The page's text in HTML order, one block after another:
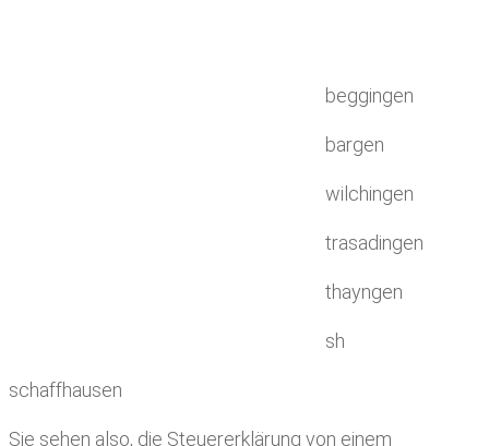
beggingen
bargen
wilchingen
trasadingen
thayngen
sh
schaffhausen
Sie sehen also, die Steuererklärung von einem